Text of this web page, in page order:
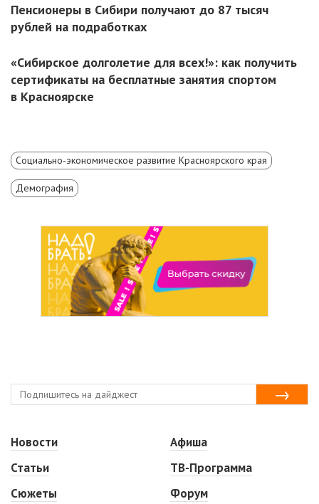
Пенсионеры в Сибири получают до 87 тысяч
рублей на подработках
«Сибирское долголетие для всех!»: как получить
сертификаты на бесплатные занятия спортом
в Красноярске
Социально-экономическое развитие Красноярского края
Демография
Новости
Статьи
Сюжеты
Афиша
ТВ-Программа
Форум